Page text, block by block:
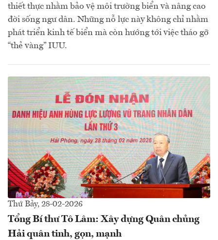
thiết thực nhằm bảo vệ môi trường biển và nâng cao
đời sống ngư dân. Những nỗ lực này không chỉ nhằm
phát triển kinh tế biển mà còn hướng tới việc tháo gỡ
“thẻ vàng” IUU.
Thứ Bảy, 28-02-2026
Tổng Bí thư Tô Lâm: Xây dựng Quân chủng
Hải quân tinh, gọn, mạnh